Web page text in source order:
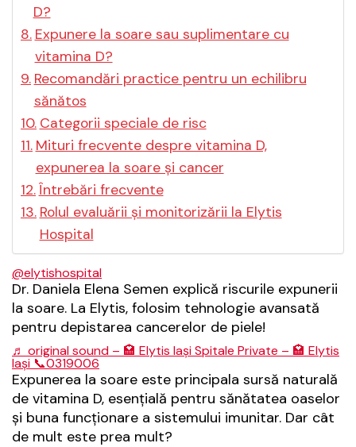
D?
Expunere la soare sau suplimentare cu
vitamina D?
Recomandări practice pentru un echilibru
sănătos
Categorii speciale de risc
Mituri frecvente despre vitamina D,
expunerea la soare și cancer
Întrebări frecvente
Rolul evaluării și monitorizării la Elytis
Hospital
@elytishospital
Dr. Daniela Elena Semen explică riscurile expunerii
la soare. La Elytis, folosim tehnologie avansată
pentru depistarea cancerelor de piele!
♬ original sound – 🏩 Elytis Iași Spitale Private – 🏩 Elytis
Iași 📞0319006
Expunerea la soare este principala sursă naturală
de vitamina D, esențială pentru sănătatea oaselor
și buna funcționare a sistemului imunitar. Dar cât
de mult este prea mult?